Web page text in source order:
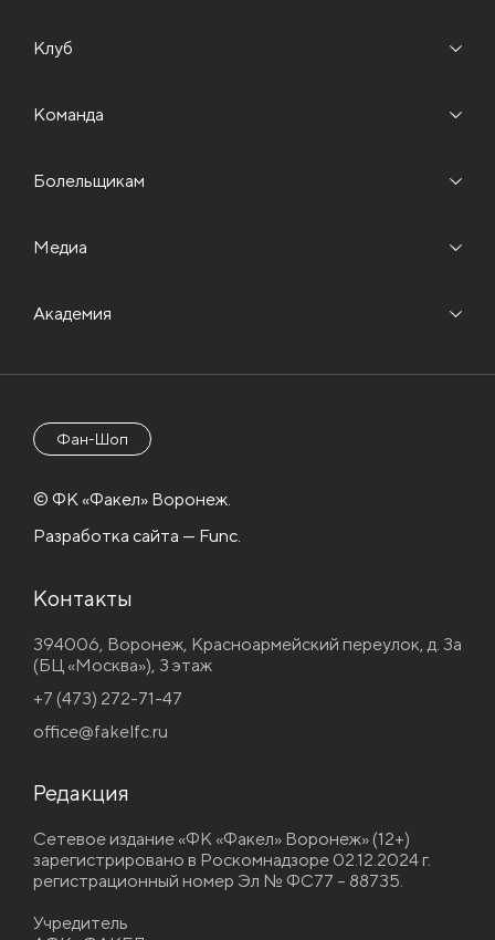
Клуб
Команда
Болельщикам
Медиа
Академия
Фан-Шоп
© ФК «Факел» Воронеж.
Разработка сайта — Func.
Контакты
394006, Воронеж, Красноармейский переулок, д. 3а
(БЦ «Москва»), 3 этаж
+7 (473) 272-71-47
office@fakelfc.ru
Редакция
Сетевое издание «ФК «Факел» Воронеж» (12+)
зарегистрировано в Роскомнадзоре 02.12.2024 г.
регистрационный номер Эл № ФС77 – 88735.
Учредитель